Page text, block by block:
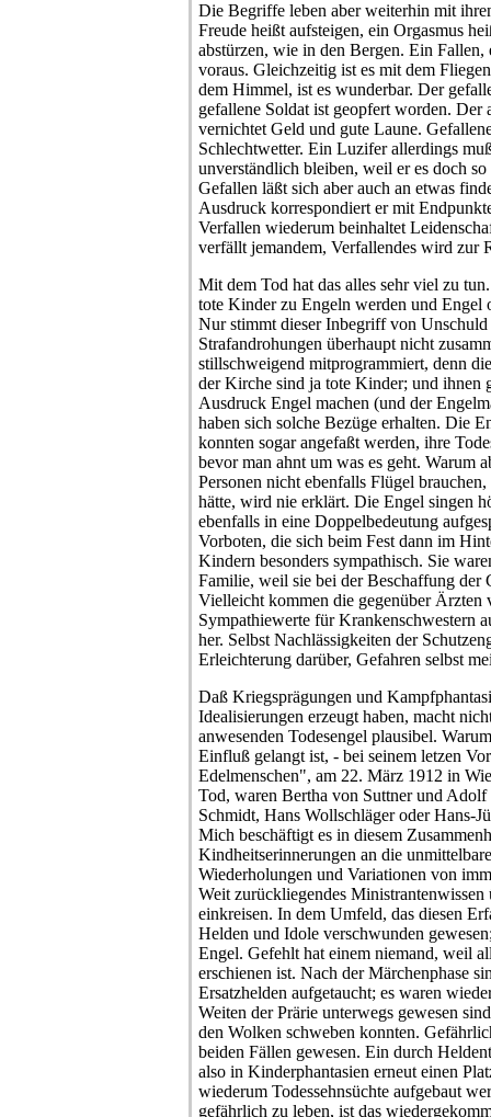
Die Begriffe leben aber weiterhin mit
Freude heißt aufsteigen, ein Orgasmus
abstürzen, wie in den Bergen. Ein Fallen,
voraus. Gleichzeitig ist es mit dem
dem Himmel, ist es wunderbar. Der
gefallene Soldat ist geopfert worden. Der
vernichtet Geld und gute Laune.
Schlechtwetter. Ein Luzifer allerdings
unverständlich bleiben, weil er es doch
Gefallen läßt sich aber auch an etwas
Ausdruck korrespondiert er mit
Verfallen wiederum beinhaltet
verfällt jemandem, Verfallendes wird zur
Mit dem Tod hat das alles sehr viel zu
tote Kinder zu Engeln werden und Engel
Nur stimmt dieser Inbegriff von Unschuld
Strafandrohungen überhaupt nicht
stillschweigend mitprogrammiert, denn
der Kirche sind ja tote Kinder; und ihnen
Ausdruck Engel machen (und der
haben sich solche Bezüge erhalten. Die
konnten sogar angefaßt werden, ihre
bevor man ahnt um was es geht. Warum
Personen nicht ebenfalls Flügel
hätte, wird nie erklärt. Die Engel singen
ebenfalls in eine Doppelbedeutung
Vorboten, die sich beim Fest dann im
Kindern besonders sympathisch. Sie
Familie, weil sie bei der Beschaffung der
Vielleicht kommen die gegenüber Ärzten
Sympathiewerte für Krankenschwestern
her. Selbst Nachlässigkeiten der
Erleichterung darüber, Gefahren selbst
Daß Kriegsprägungen und
Idealisierungen erzeugt haben, macht
anwesenden Todesengel plausibel.
Einfluß gelangt ist, - bei seinem letzen
Edelmenschen", am 22. März 1912 in
Tod, waren Bertha von Suttner und
Schmidt, Hans Wollschläger oder Hans-
Mich beschäftigt es in diesem
Kindheitserinnerungen an die
Wiederholungen und Variationen von
Weit zurückliegendes
einkreisen. In dem Umfeld, das diesen
Helden und Idole verschwunden
Engel. Gefehlt hat einem niemand, weil
erschienen ist. Nach der Märchenphase
Ersatzhelden aufgetaucht; es waren
Weiten der Prärie unterwegs gewesen
den Wolken schweben konnten.
beiden Fällen gewesen. Ein durch
also in Kinderphantasien erneut einen
wiederum Todessehnsüchte aufgebaut
gefährlich zu leben, ist das